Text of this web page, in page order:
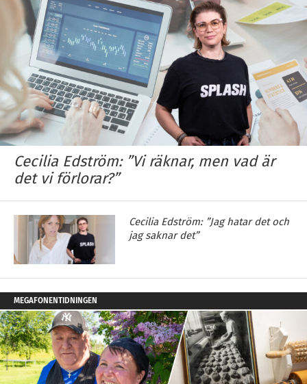
Cecilia Edström: ”Vi räknar, men vad är
det vi förlorar?”
Cecilia Edström: ”Jag hatar det och
jag saknar det”
MEGAFONENTIDNINGEN